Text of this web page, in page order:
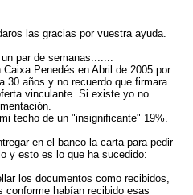
las gracias por vuestra ayuda.
par de semanas.......
Penedés en Abril de 2005 por
30 años y no recuerdo que firmara
vinculante. Si existe yo no
techo de un "insignificante" 19%.
en el banco la carta para pedir
y esto es lo que ha sucedido:
los documentos como recibidos,
conforme habían recibido esas